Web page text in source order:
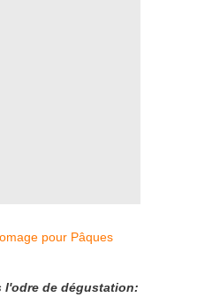
l'odre de dégustation: